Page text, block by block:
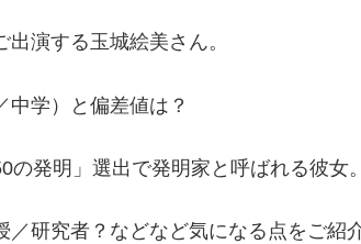
演する玉城絵美さん。
学）と偏差値は？
の発明」選出で発明家と呼ばれる彼女。
研究者？などなど気になる点をご紹